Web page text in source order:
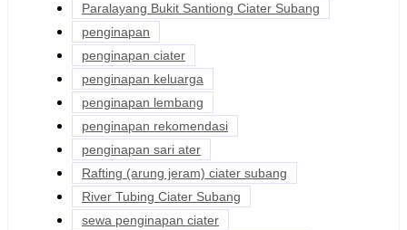
Paralayang Bukit Santiong Ciater Subang
penginapan
penginapan ciater
penginapan keluarga
penginapan lembang
penginapan rekomendasi
penginapan sari ater
Rafting (arung jeram) ciater subang
River Tubing Ciater Subang
sewa penginapan ciater